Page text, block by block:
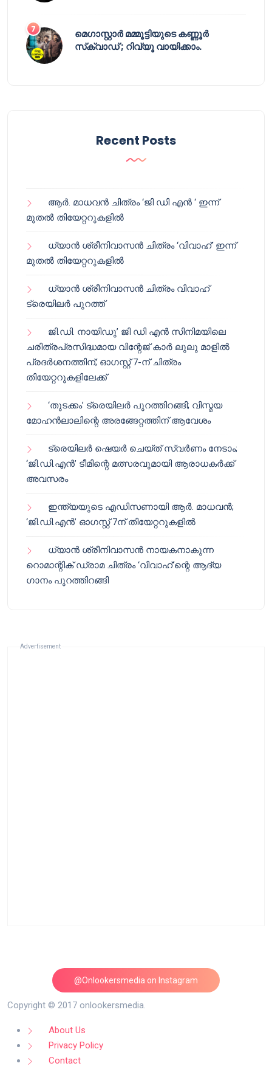
മെഗാസ്റ്റാർ മമ്മൂട്ടിയുടെ കണ്ണൂർ
സ്‌ക്വാഡ് ; റിവ്യൂ വായിക്കാം.
Recent Posts
ആർ. മാധവൻ ചിത്രം ‘ജി ഡി എൻ ‘ ഇന്ന്
മുതൽ തിയേറ്ററുകളിൽ
ധ്യാൻ ശ്രീനിവാസൻ ചിത്രം ‘വിവാഹ്’ ഇന്ന്
മുതൽ തിയേറ്ററുകളിൽ
ധ്യാൻ ശ്രീനിവാസൻ ചിത്രം വിവാഹ്
ട്രെയിലർ പുറത്ത്
ജി.ഡി. നായിഡു’ ജി ഡി എൻ സിനിമയിലെ
ചരിത്രപ്രസിദ്ധമായ വിന്റേജ് കാർ ലുലു മാളിൽ
പ്രദർശനത്തിന്; ഓഗസ്റ്റ് 7-ന് ചിത്രം
തിയേറ്ററുകളിലേക്ക്
‘തുടക്കം’ ട്രെയിലർ പുറത്തിറങ്ങി; വിസ്മയ
മോഹൻലാലിന്റെ അരങ്ങേറ്റത്തിന് ആവേശം
ട്രെയിലർ ഷെയർ ചെയ്‌ത് സ്വർണം നേടാം;
‘ജി.ഡി.എൻ’ ടീമിന്റെ മത്സരവുമായി ആരാധകർക്ക്
അവസരം
ഇന്ത്യയുടെ എഡിസണായി ആർ. മാധവൻ;
‘ജി.ഡി.എൻ’ ഓഗസ്റ്റ് 7ന് തിയേറ്ററുകളിൽ
ധ്യാൻ ശ്രീനിവാസൻ നായകനാകുന്ന
റൊമാന്റിക് ഡ്രാമ ചിത്രം ‘വിവാഹ്’ന്റെ ആദ്യ
ഗാനം പുറത്തിറങ്ങി
Advertisement
@Onlookersmedia on Instagram
Follow on Instagram
Copyright © 2017 onlookersmedia.
About Us
Privacy Policy
Contact